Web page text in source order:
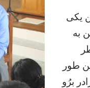
یکی
به
طور
برُو